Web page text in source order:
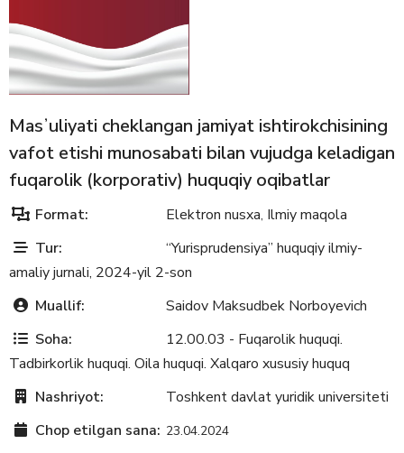
Masʼuliyati cheklangan jamiyat ishtirokchisining
vafot etishi munosabati bilan vujudga keladigan
fuqarolik (korporativ) huquqiy oqibatlar
Format: Elektron nusxa, Ilmiy maqola
Tur:
“Yurisprudensiya” huquqiy ilmiy-
amaliy jurnali, 2024-yil 2-son
Muallif:
Saidov Maksudbek Norboyevich
Soha:
12.00.03 - Fuqarolik huquqi.
Tadbirkorlik huquqi. Oila huquqi. Xalqaro xususiy huquq
Nashriyot:
Toshkent davlat yuridik universiteti
Chop etilgan sana: 23.04.2024